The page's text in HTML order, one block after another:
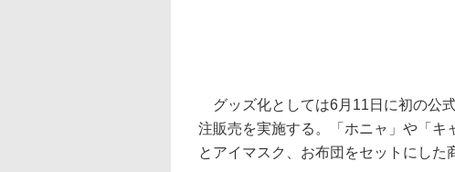
グッズ化としては6月11日に初の公
注販売を実施する。「ホニャ」や「キ
とアイマスク、お布団をセットにした